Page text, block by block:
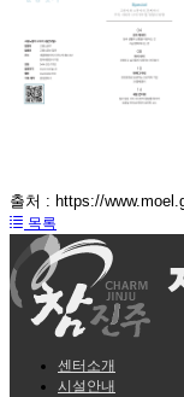
출처 : https://
목록
센터소개
시설안내